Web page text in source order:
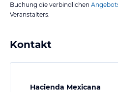
Buchung die verbindlichen
Veranstalters.
Kontakt
Hacienda Mexicana